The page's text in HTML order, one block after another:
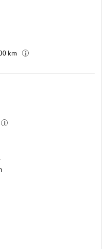
km i
i